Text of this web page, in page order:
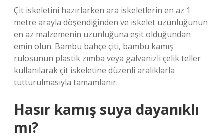
Çit iskeletini hazırlarken ara iskeletlerin en az 1
metre arayla döşendiğinden ve iskelet uzunluğunun
en az malzemenin uzunluğuna eşit olduğundan
emin olun. Bambu bahçe çiti, bambu kamış
rulosunun plastik zımba veya galvanizli çelik teller
kullanılarak çit iskeletine düzenli aralıklarla
tutturulmasıyla tamamlanır.
Hasır kamış suya dayanıklı
mı?